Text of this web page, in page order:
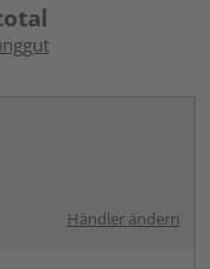
Händler ändern